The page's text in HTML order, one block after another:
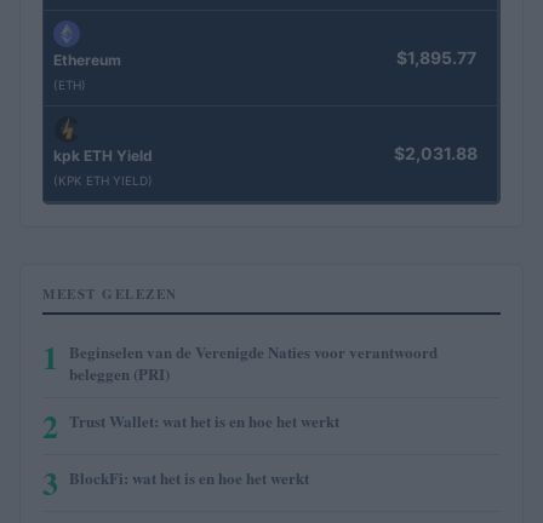
Ethereum
(ETH)
$1,895.77
kpk ETH Yield
(KPK ETH YIELD)
$2,031.88
MEEST GELEZEN
1
Beginselen van de Verenigde Naties voor verantwoord
beleggen (PRI)
2 Trust Wallet: wat het is en hoe het werkt
3 BlockFi: wat het is en hoe het werkt